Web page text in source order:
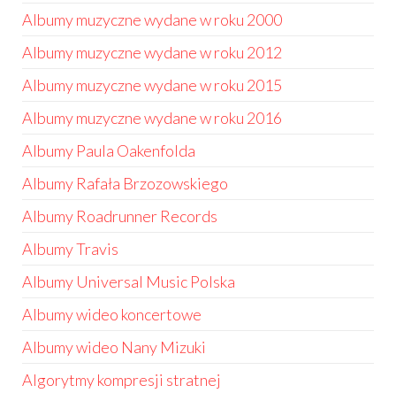
Albumy muzyczne wydane w roku 2000
Albumy muzyczne wydane w roku 2012
Albumy muzyczne wydane w roku 2015
Albumy muzyczne wydane w roku 2016
Albumy Paula Oakenfolda
Albumy Rafała Brzozowskiego
Albumy Roadrunner Records
Albumy Travis
Albumy Universal Music Polska
Albumy wideo koncertowe
Albumy wideo Nany Mizuki
Algorytmy kompresji stratnej